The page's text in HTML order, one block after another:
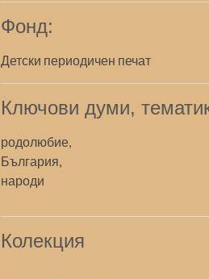
Фонд:
Детски периодичен печат
Ключови думи,
родолюбие,
България,
народи
Колекция